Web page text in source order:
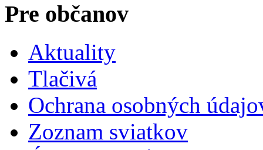
Pre občanov
Aktuality
Tlačivá
Ochrana osobných
Zoznam sviatkov